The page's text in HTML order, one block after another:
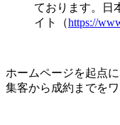
ております。日
イト（https://
ホームページを起点に
集客から成約までを